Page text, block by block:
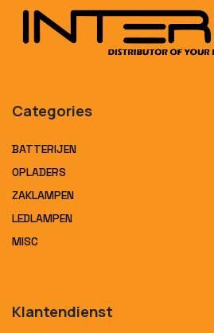
Categories
BATTERIJEN
OPLADERS
ZAKLAMPEN
LEDLAMPEN
MISC
Klantendienst